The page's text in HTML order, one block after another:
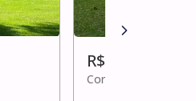
R$
Condomínio -